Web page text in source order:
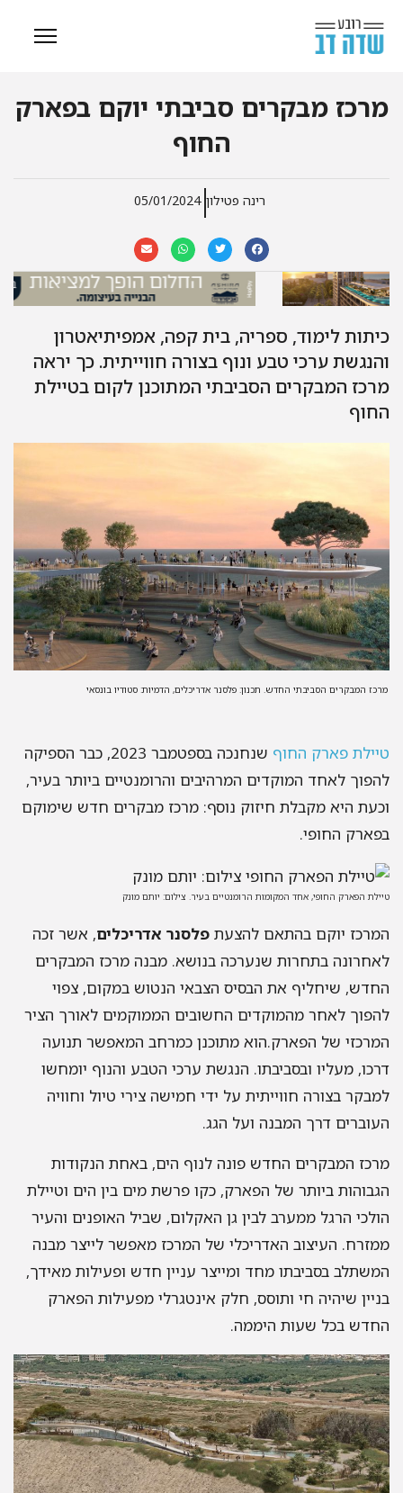
מרכז מבקרים סביבתי יוקם בפארק
החוף
רינה פטילון 05/01/2024
כיתות לימוד, ספריה, בית קפה, אמפיתיאטרון
והנגשת ערכי טבע ונוף בצורה חווייתית. כך יראה
מרכז המבקרים הסביבתי המתוכנן לקום בטיילת
החוף
מרכז המבקרים הסביבתי החדש. תכנון: פלסנר אדריכלים, הדמיות: סטודיו בונסאי​
טיילת פארק החוף
שנחנכה בספטמבר 2023, כבר הספיקה
להפוך לאחד המוקדים המרהיבים והרומנטיים ביותר בעיר,
וכעת היא מקבלת חיזוק נוסף: מרכז מבקרים חדש שימוקם
בפארק החופי.
טיילת הפארק החופי, אחד המקומות הרומנטיים בעיר. צילום: יותם מונק
המרכז יוקם בהתאם להצעת פלסנר אדריכלים, אשר זכה
לאחרונה בתחרות שנערכה בנושא. מבנה מרכז המבקרים
החדש, שיחליף את הבסיס הצבאי הנטוש במקום, צפוי
להפוך לאחר מהמוקדים החשובים הממוקמים לאורך הציר
המרכזי של הפארק.הוא מתוכנן כמרחב המאפשר תנועה
דרכו, מעליו ובסביבתו. הנגשת ערכי הטבע והנוף יומחשו
למבקר בצורה חווייתית על ידי חמישה צירי טיול וחוויה
העוברים דרך המבנה ועל הגג.
מרכז המבקרים החדש פונה לנוף הים, באחת הנקודות
הגבוהות ביותר של הפארק, כקו פרשת מים בין הים וטיילת
הולכי הרגל ממערב לבין גן האקלום, שביל האופנים והעיר
ממזרח. העיצוב האדריכלי של המרכז מאפשר לייצר מבנה
המשתלב בסביבתו מחד ומייצר עניין חדש ופעילות מאידך,
בניין שיהיה חי ותוסס, חלק אינטגרלי מפעילות הפארק
החדש בכל שעות היממה.